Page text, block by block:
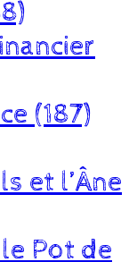
(187)
et l’Âne
Pot de